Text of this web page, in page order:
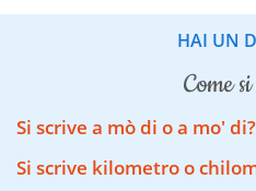
HAI UN
come
Si scrive a mò di o a mo' di?
Si scrive kilometro o